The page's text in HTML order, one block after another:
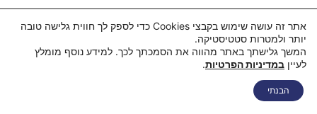
אתר זה עושה שימוש בקבצי Cookies כדי לספק לך חווית גלישה טובה
יותר ולמטרות סטטיסטיקה.
המשך גלישתך באתר מהווה את הסמכתך לכך. למידע נוסף מומלץ
לעיין במדיניות הפרטיות.
הבנתי